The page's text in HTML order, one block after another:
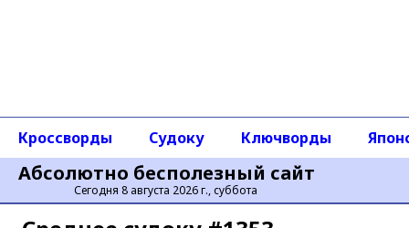
Абсолютно бесполезный сайт
Сегодня 8 августа 2026 г., суббота
Кроссворды Судоку Ключворды